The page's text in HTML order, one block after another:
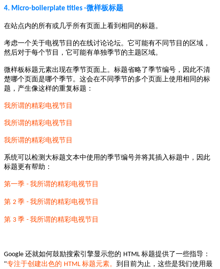
4. Micro-boilerplate titles -微样板标题
在站点内的所有或几乎所有页面上看到相同的标题。
考虑一个关于电视节目的在线讨论论坛。它可能有不同节目的区域，
然后对于每个节目，它可能有单独季节的主题区域。
微样板标题元素出现在季节页面上。标题省略了季节编号，因此不清
楚哪个页面是哪个季节。这会在不同季节的多个页面上使用相同的标
题，产生像这样的重复标题：
我所谓的精彩电视节目
我所谓的精彩电视节目
我所谓的精彩电视节目
系统可以检测大标题文本中使用的季节编号并将其插入标题中，因此
标题更有帮助：
第一季 - 我所谓的精彩电视节目
第 2 季 - 我所谓的精彩电视节目
第 3 季 - 我所谓的精彩电视节目
Google 还就如何鼓励搜索引擎显示您的 HTML 标题提供了一些指导：
“专注于创建出色的 HTML 标题元素。 到目前为止，这些是我们使用最